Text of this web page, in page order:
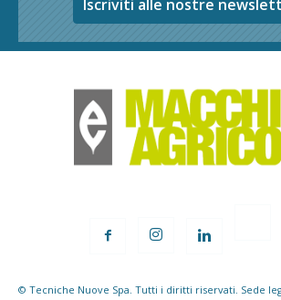
Iscriviti alle nostre
© Tecniche Nuove Spa. Tutti i diritti riservati. Sede